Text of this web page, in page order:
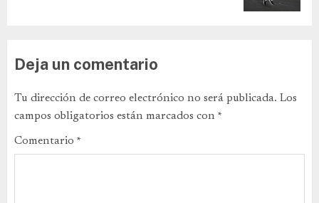
Deja un comentario
Tu dirección de correo electrónico no será publicada. Los
campos obligatorios están marcados con *
Comentario *